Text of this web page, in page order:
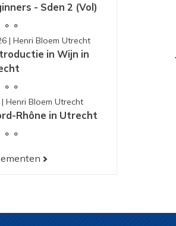
- Sden 2 (Vol)
| Henri Bloem Utrecht
in Wijn in
| Henri Bloem Utrecht
Rhône in Utrecht